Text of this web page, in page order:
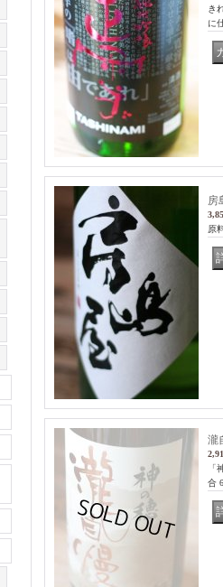
き
に
房
原
瀧
「
合